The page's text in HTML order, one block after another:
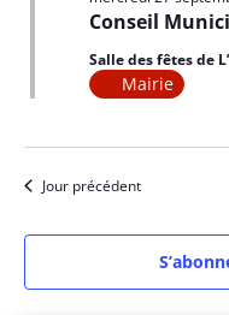
Conseil
Salle des fêtes de
Mairie
Jour précédent